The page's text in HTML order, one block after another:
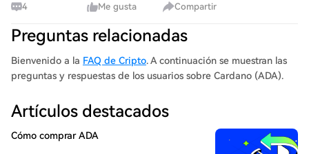
4 Me gusta Compartir
Preguntas relacionadas
Bienvenido a la FAQ de Cripto. A continuación se muestran las
preguntas y respuestas de los usuarios sobre Cardano (ADA).
Artículos destacados
Cómo comprar ADA